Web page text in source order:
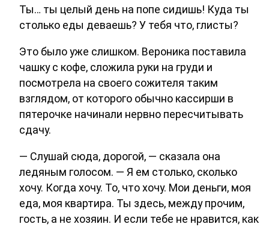
Ты… ты целый день на попе сидишь! Куда ты
столько еды деваешь? У тебя что, глисты?
Это было уже слишком. Вероника поставила
чашку с кофе, сложила руки на груди и
посмотрела на своего сожителя таким
взглядом, от которого обычно кассирши в
пятерочке начинали нервно пересчитывать
сдачу.
— Слушай сюда, дорогой, — сказала она
ледяным голосом. — Я ем столько, сколько
хочу. Когда хочу. То, что хочу. Мои деньги, моя
еда, моя квартира. Ты здесь, между прочим,
гость, а не хозяин. И если тебе не нравится, как